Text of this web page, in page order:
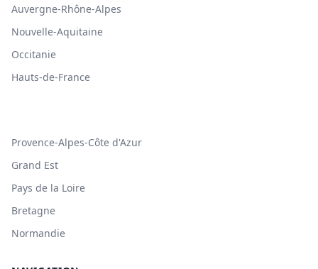
Auvergne-Rhône-Alpes
Nouvelle-Aquitaine
Occitanie
Hauts-de-France
Provence-Alpes-Côte d'Azur
Grand Est
Pays de la Loire
Bretagne
Normandie